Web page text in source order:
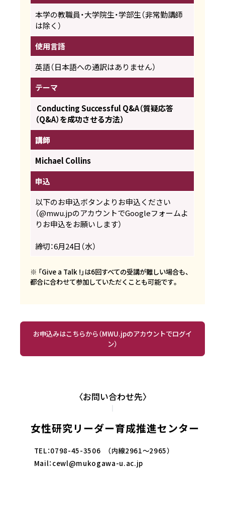
本学の教職員・大学院生・学部生（非常勤講師
は除く）
使用言語
英語（日本語への通訳はありません）
テーマ
Conducting Successful Q&A（質疑応答
（Q&A）を成功させる方法）
講師
Michael Collins
申込
以下のお申込ボタンよりお申込ください
（@mwu.jpのアカウントでGoogleフォームよ
りお申込をお願いします）
締切：6月24日（水）
※ 「Give a Talk !」は6回すべての受講が難しい場合も、
都合に合わせて参加していただくことも可能です。
お申込みはこちらから（MWU.jpのアカウントでログイ
ン）
〈お問い合わせ先〉
女性研究リーダー育成推進センター
TEL：0798-45-3506 （内線2961～2965）
Mail：cewl@mukogawa-u.ac.jp